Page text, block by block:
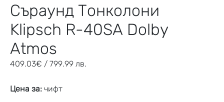
Съраунд Тонколони
Klipsch R-40SA Dolby
Atmos
409.03€ / 799.99 лв.
Цена за: чифт